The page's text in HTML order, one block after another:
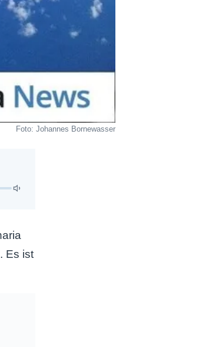
Foto: Johannes Bornewasser
Es ist